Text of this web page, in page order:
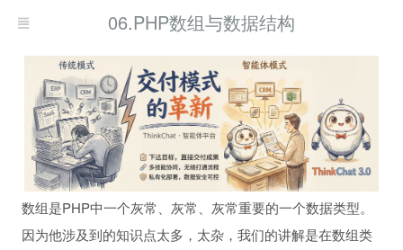
06.PHP数组与数据结构
数组是PHP中一个灰常、灰常、灰常重要的一个数据类型。
因为他涉及到的知识点太多，太杂，我们的讲解是在数组类